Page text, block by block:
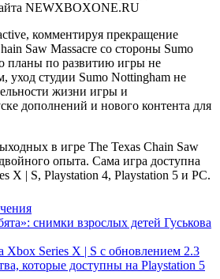
комментируя прекращение
Saw Massacre со стороны Sumo
планы по развитию игры не
уход студии Sumo Nottingham не
жизни игры и
дополнений и нового контента для
в игре The Texas Chain Saw
опыта. Сама игра доступна
X | S, Playstation 4, Playstation 5 и PC.
снимки взрослых детей Гуськова
Xbox Series X | S c обновлением 2.3
которые доступны на Playstation 5